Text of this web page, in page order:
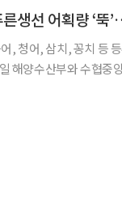
생선 어획량 ‘뚝
, 청어, 삼치, 꽁치 등
해양수산부와 수협